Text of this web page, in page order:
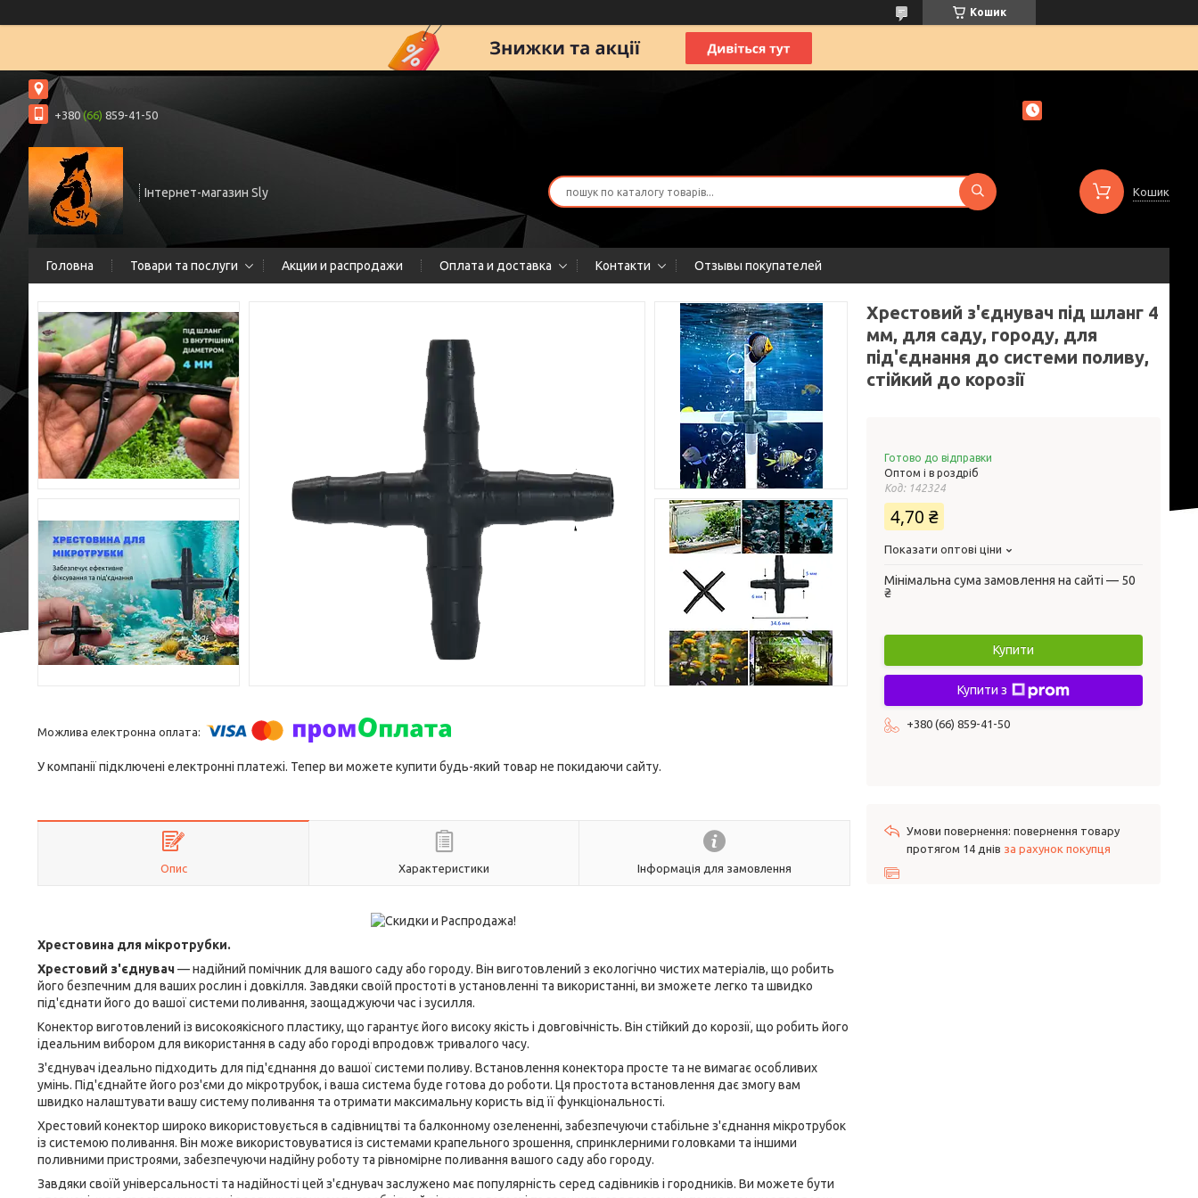
Кошик
Нікополь, Україна
+380(66) 859-41-50
Інтернет-магазин Sly Кошик
Головна Товари та послуги Акции и распродажи Оплата и доставка Контакти Отзывы покупателей
У компанії підключені електронні платежі. Тепер ви можете купити будь-який товар не покидаючи сайту.
Опис Характеристики Інформація для замовлення
Хрестовина для мікротрубки.
Хрестовий з'єднувач— надійний помічник для вашого саду або городу. Він виготовлений з екологічно чистих матеріалів, що робить
його безпечним для ваших рослин і довкілля. Завдяки своїй простоті в установленні та використанні, ви зможете легко та швидко
під'єднати його до вашої системи поливання, заощаджуючи час і зусилля.
Конектор виготовлений із високоякісного пластику, що гарантує його високу якість і довговічність. Він стійкий до корозії, що робить його
ідеальним вибором для використання в саду або городі впродовж тривалого часу.
З'єднувач ідеально підходить для під'єднання до вашої системи поливу. Встановлення конектора просте та не вимагає особливих
умінь. Під'єднайте його роз'єми до мікротрубок, і ваша система буде готова до роботи. Ця простота встановлення дає змогу вам
швидко налаштувати вашу систему поливання та отримати максимальну користь від її функціональності.
Хрестовий конектор широко використовується в садівництві та балконному озелененні, забезпечуючи стабільне з'єднання мікротрубок
із системою поливання. Він може використовуватися із системами крапельного зрошення, спринклерними головками та іншими
поливними пристроями, забезпечуючи надійну роботу та рівномірне поливання вашого саду або городу.
Завдяки своїй універсальності та надійності цей з'єднувач заслужено має популярність серед садівників і городників. Ви можете бути
Хрестовий з'єднувач під шланг 4
мм, для саду, городу, для
під'єднання до системи поливу,
стійкий до корозії
Готово до відправки
Оптом і в роздріб
Код: 142324
4,70 ₴
Показати оптові ціни
Мінімальна сума замовлення на сайті — 50
₴
Купити
Купити з
+380 (66) 859-41-50
повернення товару
протягом 14 днів за рахунок покупця